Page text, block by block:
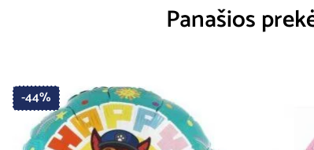
Panašios
-44%